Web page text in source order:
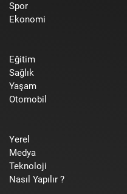
Spor
Ekonomi
Eğitim
Sağlık
Yaşam
Otomobil
Yerel
Medya
Teknoloji
Nasıl Yapılır ?